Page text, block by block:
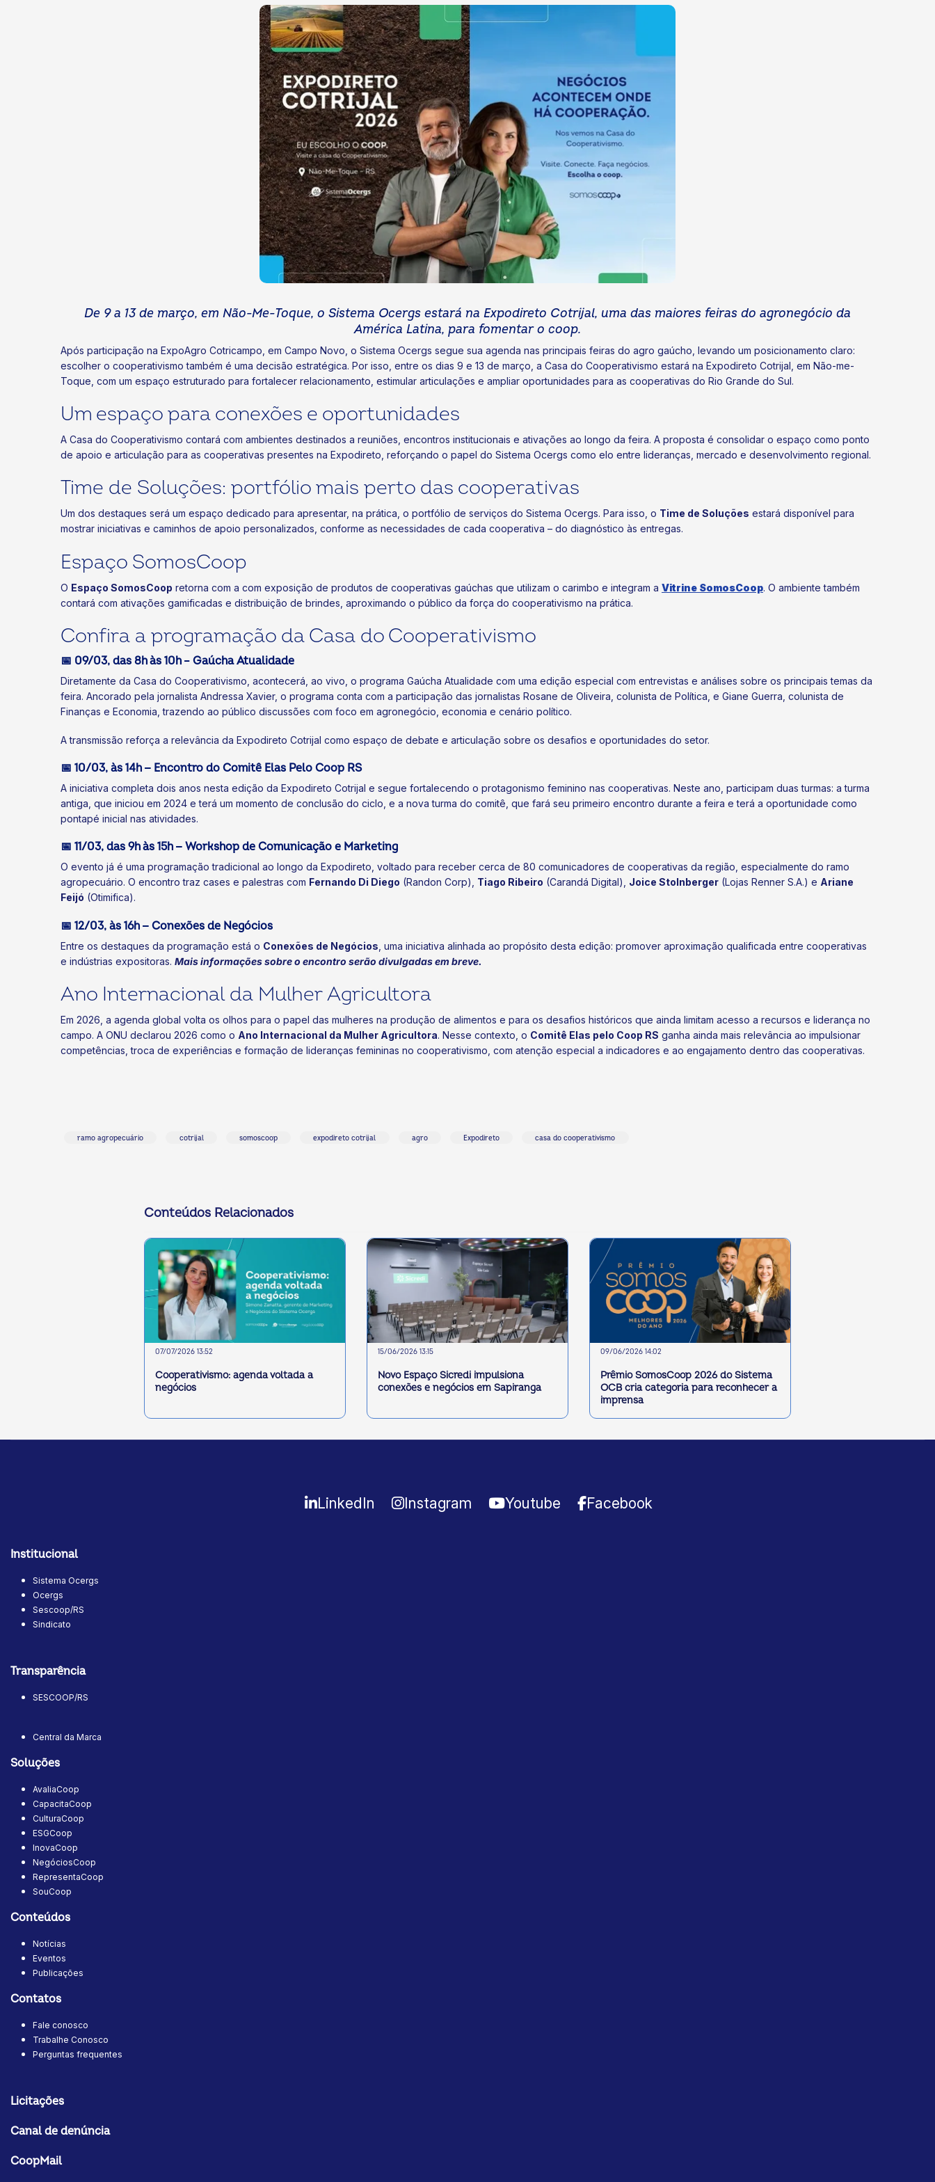
De 9 a 13 de março, em Não-Me-Toque, o Sistema Ocergs estará na Expodireto Cotrijal, uma das maiores feiras do agronegócio da
América Latina, para fomentar o coop.
Após participação na ExpoAgro Cotricampo, em Campo Novo, o Sistema Ocergs segue sua agenda nas principais feiras do agro gaúcho, levando um posicionamento claro:
escolher o cooperativismo também é uma decisão estratégica. Por isso, entre os dias 9 e 13 de março, a Casa do Cooperativismo estará na Expodireto Cotrijal, em Não-me-
Toque, com um espaço estruturado para fortalecer relacionamento, estimular articulações e ampliar oportunidades para as cooperativas do Rio Grande do Sul.
Um espaço para conexões e oportunidades
A Casa do Cooperativismo contará com ambientes destinados a reuniões, encontros institucionais e ativações ao longo da feira. A proposta é consolidar o espaço como ponto
de apoio e articulação para as cooperativas presentes na Expodireto, reforçando o papel do Sistema Ocergs como elo entre lideranças, mercado e desenvolvimento regional.
Time de Soluções: portfólio mais perto das cooperativas
Um dos destaques será um espaço dedicado para apresentar, na prática, o portfólio de serviços do Sistema Ocergs. Para isso, o Time de Soluções estará disponível para
mostrar iniciativas e caminhos de apoio personalizados, conforme as necessidades de cada cooperativa – do diagnóstico às entregas.
Espaço SomosCoop
O Espaço SomosCoop retorna com a com exposição de produtos de cooperativas gaúchas que utilizam o carimbo e integram a Vitrine SomosCoop. O ambiente também
contará com ativações gamificadas e distribuição de brindes, aproximando o público da força do cooperativismo na prática.
Confira a programação da Casa do Cooperativismo
📅 09/03, das 8h às 10h – Gaúcha Atualidade
Diretamente da Casa do Cooperativismo, acontecerá, ao vivo, o programa Gaúcha Atualidade com uma edição especial com entrevistas e análises sobre os principais temas da
feira. Ancorado pela jornalista Andressa Xavier, o programa conta com a participação das jornalistas Rosane de Oliveira, colunista de Política, e Giane Guerra, colunista de
Finanças e Economia, trazendo ao público discussões com foco em agronegócio, economia e cenário político.
A transmissão reforça a relevância da Expodireto Cotrijal como espaço de debate e articulação sobre os desafios e oportunidades do setor.
📅 10/03, às 14h — Encontro do Comitê Elas Pelo Coop RS
A iniciativa completa dois anos nesta edição da Expodireto Cotrijal e segue fortalecendo o protagonismo feminino nas cooperativas. Neste ano, participam duas turmas: a turma
antiga, que iniciou em 2024 e terá um momento de conclusão do ciclo, e a nova turma do comitê, que fará seu primeiro encontro durante a feira e terá a oportunidade como
pontapé inicial nas atividades.
📅 11/03, das 9h às 15h — Workshop de Comunicação e Marketing
O evento já é uma programação tradicional ao longo da Expodireto, voltado para receber cerca de 80 comunicadores de cooperativas da região, especialmente do ramo
agropecuário. O encontro traz cases e palestras com Fernando Di Diego (Randon Corp), Tiago Ribeiro (Carandá Digital), Joice Stolnberger (Lojas Renner S.A.) e Ariane
Feijó (Otimifica).
📅 12/03, às 16h — Conexões de Negócios
Entre os destaques da programação está o Conexões de Negócios , uma iniciativa alinhada ao propósito desta edição: promover aproximação qualificada entre cooperativas
e indústrias expositoras. Mais informações sobre o encontro serão divulgadas em breve.
Ano Internacional da Mulher Agricultora
Em 2026, a agenda global volta os olhos para o papel das mulheres na produção de alimentos e para os desafios históricos que ainda limitam acesso a recursos e liderança no
campo. A ONU declarou 2026 como o Ano Internacional da Mulher Agricultora. Nesse contexto, o Comitê Elas pelo Coop RS ganha ainda mais relevância ao impulsionar
competências, troca de experiências e formação de lideranças femininas no cooperativismo, com atenção especial a indicadores e ao engajamento dentro das cooperativas.
ramo agropecuário cotrijal somoscoop expodireto cotrijal agro Expodireto casa do cooperativismo
Conteúdos Relacionados
07/07/2026 13:52
Cooperativismo: agenda voltada a
negócios
15/06/2026 13:15
Novo Espaço Sicredi impulsiona
conexões e negócios em Sapiranga
09/06/2026 14:02
Prêmio SomosCoop 2026 do Sistema
OCB cria categoria para reconhecer a
imprensa
LinkedIn Instagram Youtube Facebook
Institucional
Sistema Ocergs
Ocergs
Sescoop/RS
Sindicato
Transparência
SESCOOP/RS
Central da Marca
Soluções
AvaliaCoop
CapacitaCoop
CulturaCoop
ESGCoop
InovaCoop
NegóciosCoop
RepresentaCoop
SouCoop
Conteúdos
Notícias
Eventos
Publicações
Contatos
Fale conosco
Trabalhe Conosco
Perguntas frequentes
Licitações
Canal de denúncia
CoopMail